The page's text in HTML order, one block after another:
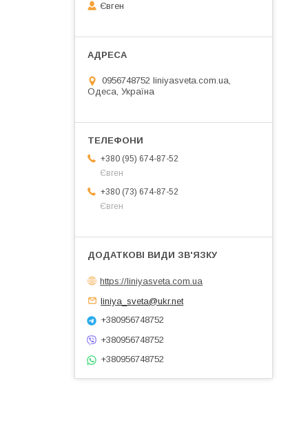
Євген
0956748752 liniyasveta.com.ua,
Одеса, Україна
+380 (95) 674-87-52
Євген
+380 (73) 674-87-52
Євген
https://liniyasveta.com.ua
liniya_sveta@ukr.net
+380956748752
+380956748752
+380956748752